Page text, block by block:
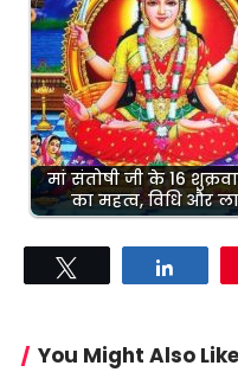
मां संतोषी जी के 16
का महत्व, विधि और
You Might Also Like